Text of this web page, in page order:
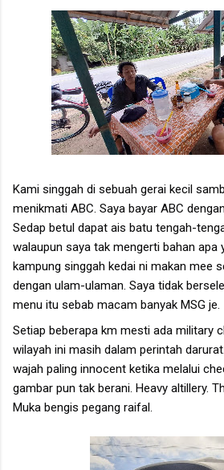
Kami singgah di sebuah gerai kecil
menikmati ABC. Saya bayar ABC
Sedap betul dapat ais batu tengah-
walaupun saya tak mengerti bahan apa
kampung singgah kedai ni makan mee
dengan ulam-ulaman. Saya tidak
menu itu sebab macam banyak MSG je.
Setiap beberapa km mesti ada military
wilayah ini masih dalam perintah
wajah paling innocent ketika melalui
gambar pun tak berani. Heavy altillery.
Muka bengis pegang raifal.